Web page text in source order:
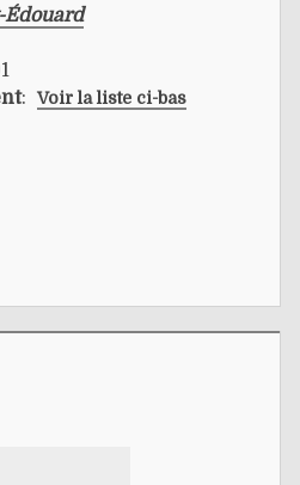
Édouard
: Voir la liste ci-bas